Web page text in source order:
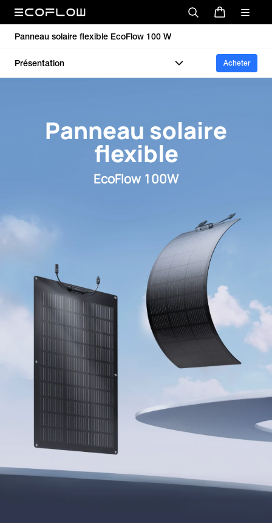
Panneau solaire flexible EcoFlow 100 W
Présentation Acheter
Panneau solaire
flexible
EcoFlow 100W